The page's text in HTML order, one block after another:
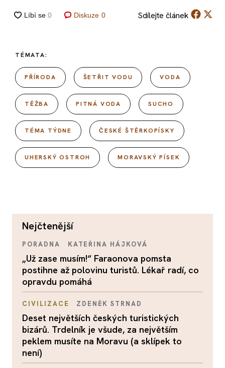
Diskuze 0 Sdílejte článek
TÉMATA:
PŘÍRODA ŠETŘIT VODU VODA
TĚŽBA PITNÁ VODA SUCHO
TÉMA TÝDNE ČESKÉ ŠTĚRKOPÍSKY
UHERSKÝ OSTROH MORAVSKÝ PÍSEK
nejčtenější
PORADNA KATEŘINA HÁJKOVÁ
„Už zase musím!“ Faraonova pomsta
postihne až polovinu turistů. Lékař radí, co
opravdu pomáhá
CIVILIZACE ZDENĚK STRNAD
Deset největších českých turistických
bizárů. Trdelník je všude, za největším
peklem musíte na Moravu (a sklípek to
není)